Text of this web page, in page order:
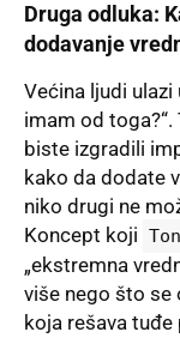
Druga odluka:
dodavanje
Većina ljudi
imam od
biste izgradili
kako da dodate
niko drugi ne
Koncept koji
„ekstremna
više nego što se
koja rešava